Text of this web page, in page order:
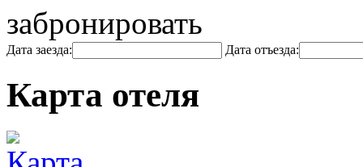
забронировать
Дата заезда: Дата отъезда:
Карта отеля